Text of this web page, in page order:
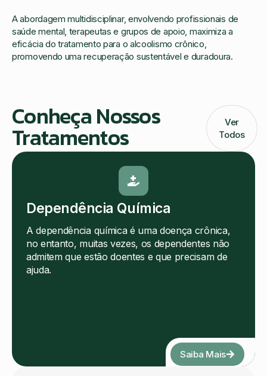
A abordagem multidisciplinar, envolvendo profissionais de
saúde mental, terapeutas e grupos de apoio, maximiza a
eficácia do tratamento para o alcoolismo crônico,
promovendo uma recuperação sustentável e duradoura.
Conheça Nossos
Tratamentos
Ver
Todos
Dependência Química
A dependência química é uma doença crônica,
no entanto, muitas vezes, os dependentes não
admitem que estão doentes e que precisam de
ajuda.
Saiba Mais